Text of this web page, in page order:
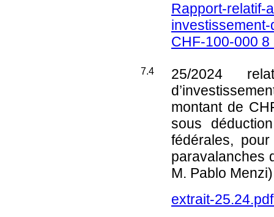
Rapport-relatif-
CHF-100-000
7.4 25/2024
montant de
sous
fédérales,
paravalanches
M. Pablo
extrait-